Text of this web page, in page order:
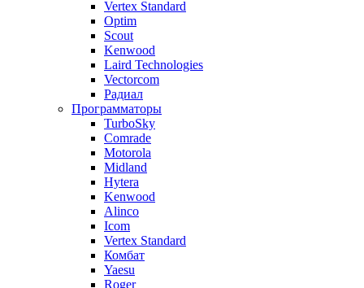
Vertex Standard
Optim
Scout
Kenwood
Laird Technologies
Vectorcom
Радиал
Программаторы
TurboSky
Comrade
Motorola
Midland
Hytera
Kenwood
Alinco
Icom
Vertex Standard
Комбат
Yaesu
Roger